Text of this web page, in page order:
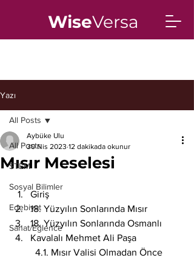
WiseVersa
Yazı
All Posts
STEM
Sosyal Bilimler
Edebiyat
Sanat/Eğlence
All Posts
Mısır Meselesi
Aybüke Ulu
30 Nis 2023 12 dakikada okunur
Giriş
18. Yüzyılın Sonlarında Mısır
18. Yüzyılın Sonlarında Osmanlı
Kavalalı Mehmet Ali Paşa
	4.1. Mısır Valisi Olmadan Önce